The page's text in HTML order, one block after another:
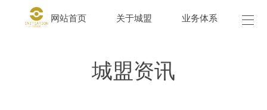
网站首页 关于城盟 业务体系 城
城盟资讯